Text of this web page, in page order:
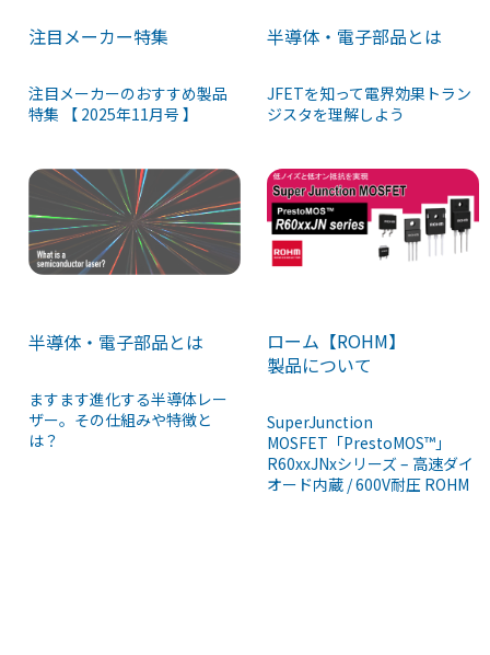
注目メーカー特集
注目メーカーのおすすめ製品
特集 【 2025年11月号 】
半導体・電子部品とは
JFETを知って電界効果トラン
ジスタを理解しよう
半導体・電子部品とは
ますます進化する半導体レー
ザー。その仕組みや特徴と
は？
ローム【ROHM】
製品について
SuperJunction
MOSFET「PrestoMOS™」
R60xxJNxシリーズ – 高速ダイ
オード内蔵 / 600V耐圧 ROHM